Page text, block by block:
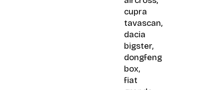
cupra
tavascan,
dacia
bigster,
dongfeng
box,
fiat